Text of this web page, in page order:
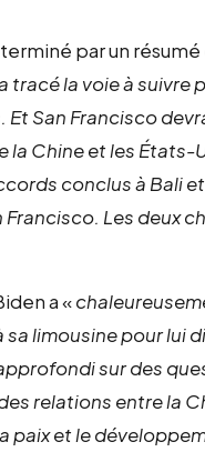
terminé par un
la voie à suivre
Et San Francisco
Chine et les États-
conclus à Bali
Les deux
a «
sa limousine pour lui
sur des
relations entre la
paix et le